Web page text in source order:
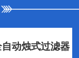
动烛式过滤器